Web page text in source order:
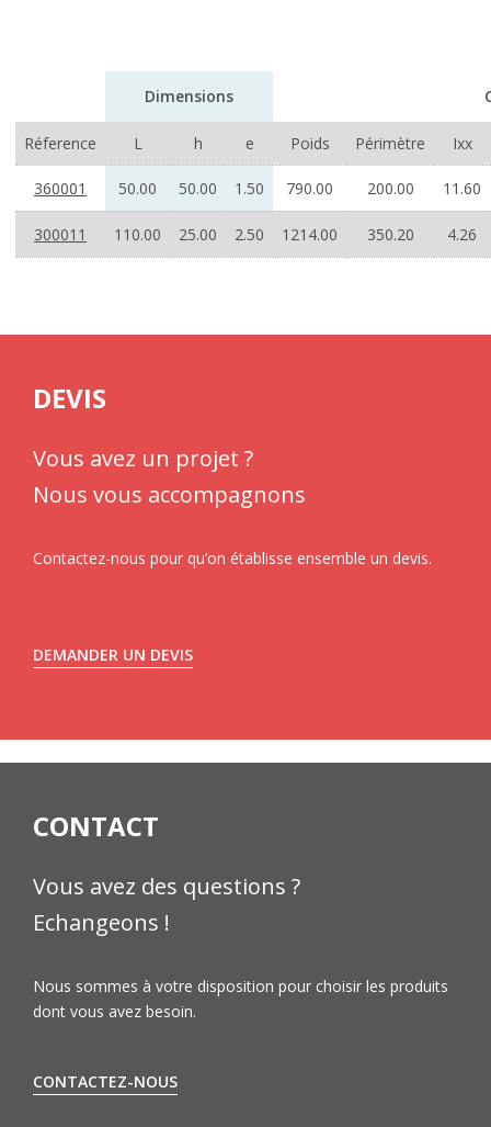
Dimensions
Réference L h e Poids Périmètre Ixx
360001 50.00 50.00 1.50 790.00 200.00 11.60
300011 110.00 25.00 2.50 1214.00 350.20 4.26
DEVIS
Vous avez un projet ?
Nous vous accompagnons
Contactez-nous pour qu’on établisse ensemble un devis.
DEMANDER UN DEVIS
CONTACT
Vous avez des questions ?
Echangeons !
Nous sommes à votre disposition pour choisir les produits
dont vous avez besoin.
CONTACTEZ-NOUS